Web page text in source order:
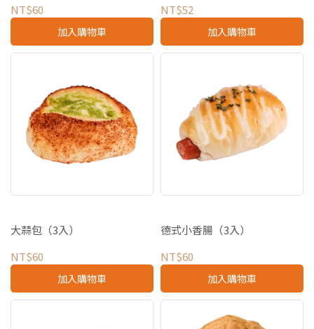
NT$60
加入購物車
NT$52
加入購物車
大蒜包（3入）
NT$60
加入購物車
德式小香腸（3入）
NT$60
加入購物車